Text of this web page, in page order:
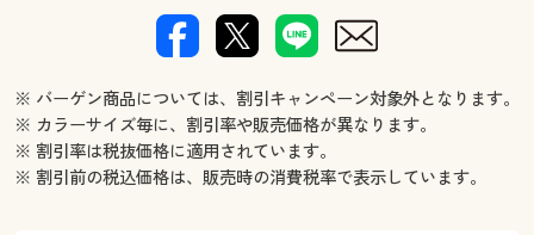
※ バーゲン商品については、割引キャンペーン対象外となります。
※ カラーサイズ毎に、割引率や販売価格が異なります。
※ 割引率は税抜価格に適用されています。
※ 割引前の税込価格は、販売時の消費税率で表示しています。